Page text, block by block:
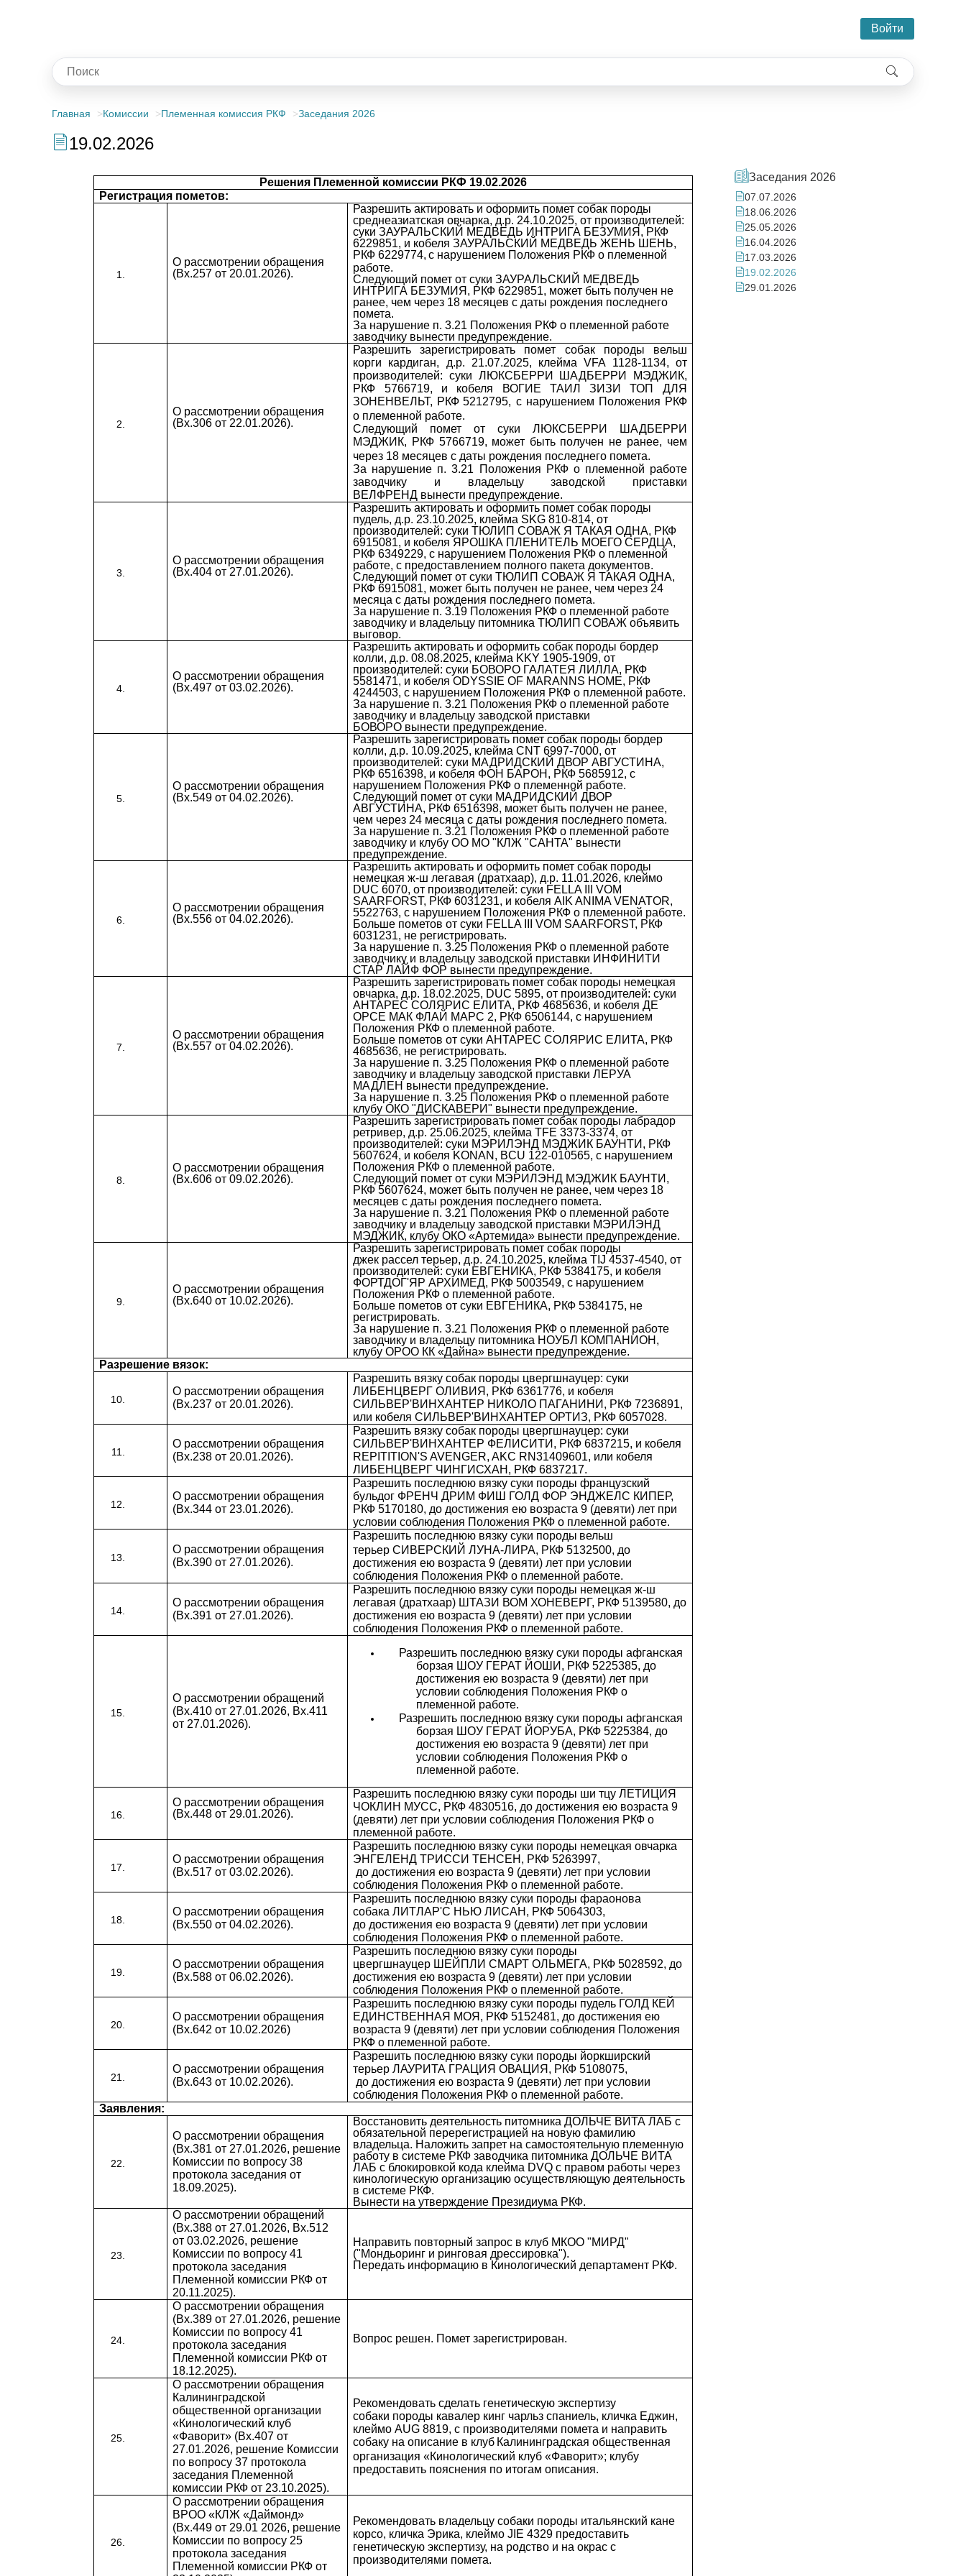
Войти
Главная Комиссии Племенная комиссия РКФ Заседания 2026
19.02.2026
Решения Племенной комиссии РКФ 19.02.2026
Регистрация пометов:
О рассмотрении обращения
(Вх.257 от 20.01.2026).
Разрешить актировать и оформить помет собак породы
среднеазиатская овчарка, д.р. 24.10.2025, от производителей:
суки ЗАУРАЛЬСКИЙ МЕДВЕДЬ ИНТРИГА БЕЗУМИЯ, РКФ
6229851, и кобеля ЗАУРАЛЬСКИЙ МЕДВЕДЬ ЖЕНЬ ШЕНЬ,
РКФ 6229774, с нарушением Положения РКФ о племенной
работе.
Следующий помет от суки ЗАУРАЛЬСКИЙ МЕДВЕДЬ
ИНТРИГА БЕЗУМИЯ, РКФ 6229851, может быть получен не
ранее, чем через 18 месяцев с даты рождения последнего
помета.
За нарушение п. 3.21 Положения РКФ о племенной работе
заводчику вынести предупреждение.
О рассмотрении обращения
(Вх.306 от 22.01.2026).
Разрешить зарегистрировать помет собак породы вельш
корги кардиган, д.р. 21.07.2025, клейма VFA 1128-1134, от
производителей: суки ЛЮКСБЕРРИ ШАДБЕРРИ МЭДЖИК,
РКФ 5766719, и кобеля ВОГИЕ ТАИЛ ЗИЗИ ТОП ДЛЯ
ЗОНЕНВЕЛЬТ, РКФ 5212795, с нарушением Положения РКФ
о племенной работе.
Следующий помет от суки ЛЮКСБЕРРИ ШАДБЕРРИ
МЭДЖИК, РКФ 5766719, может быть получен не ранее, чем
через 18 месяцев с даты рождения последнего помета.
За нарушение п. 3.21 Положения РКФ о племенной работе
заводчику и владельцу заводской приставки
ВЕЛФРЕНД вынести предупреждение.
О рассмотрении обращения
(Вх.404 от 27.01.2026).
Разрешить актировать и оформить помет собак породы
пудель, д.р. 23.10.2025, клейма SKG 810-814, от
производителей: суки ТЮЛИП СОВАЖ Я ТАКАЯ ОДНА, РКФ
6915081, и кобеля ЯРОШКА ПЛЕНИТЕЛЬ МОЕГО СЕРДЦА,
РКФ 6349229, с нарушением Положения РКФ о племенной
работе, с предоставлением полного пакета документов.
Следующий помет от суки ТЮЛИП СОВАЖ Я ТАКАЯ ОДНА,
РКФ 6915081, может быть получен не ранее, чем через 24
месяца с даты рождения последнего помета.
За нарушение п. 3.19 Положения РКФ о племенной работе
заводчику и владельцу питомника ТЮЛИП СОВАЖ объявить
выговор.
О рассмотрении обращения
(Вх.497 от 03.02.2026).
Разрешить актировать и оформить собак породы бордер
колли, д.р. 08.08.2025, клейма KKY 1905-1909, от
производителей: суки БОВОРО ГАЛАТЕЯ ЛИЛЛА, РКФ
5581471, и кобеля ODYSSIE OF MARANNS HOME, РКФ
4244503, с нарушением Положения РКФ о племенной работе.
За нарушение п. 3.21 Положения РКФ о племенной работе
заводчику и владельцу заводской приставки
БОВОРО вынести предупреждение.
О рассмотрении обращения
(Вх.549 от 04.02.2026).
Разрешить зарегистрировать помет собак породы бордер
колли, д.р. 10.09.2025, клейма CNT 6997-7000, от
производителей: суки МАДРИДСКИЙ ДВОР АВГУСТИНА,
РКФ 6516398, и кобеля ФОН БАРОН, РКФ 5685912, с
нарушением Положения РКФ о племенной работе.
Следующий помет от суки МАДРИДСКИЙ ДВОР
АВГУСТИНА, РКФ 6516398, может быть получен не ранее,
чем через 24 месяца с даты рождения последнего помета.
За нарушение п. 3.21 Положения РКФ о племенной работе
заводчику и клубу ОО МО "КЛЖ "САНТА" вынести
предупреждение.
О рассмотрении обращения
(Вх.556 от 04.02.2026).
Разрешить актировать и оформить помет собак породы
немецкая ж-ш легавая (дратхаар), д.р. 11.01.2026, клеймо
DUC 6070, от производителей: суки FELLA III VOM
SAARFORST, РКФ 6031231, и кобеля AIK ANIMA VENATOR,
5522763, с нарушением Положения РКФ о племенной работе.
Больше пометов от суки FELLA III VOM SAARFORST, РКФ
6031231, не регистрировать.
За нарушение п. 3.25 Положения РКФ о племенной работе
заводчику и владельцу заводской приставки ИНФИНИТИ
СТАР ЛАЙФ ФОР вынести предупреждение.
О рассмотрении обращения
(Вх.557 от 04.02.2026).
Разрешить зарегистрировать помет собак породы немецкая
овчарка, д.р. 18.02.2025, DUC 5895, от производителей: суки
АНТАРЕС СОЛЯРИС ЕЛИТА, РКФ 4685636, и кобеля ДЕ
ОРСЕ МАК ФЛАЙ МАРС 2, РКФ 6506144, с нарушением
Положения РКФ о племенной работе.
Больше пометов от суки АНТАРЕС СОЛЯРИС ЕЛИТА, РКФ
4685636, не регистрировать.
За нарушение п. 3.25 Положения РКФ о племенной работе
заводчику и владельцу заводской приставки ЛЕРУА
МАДЛЕН вынести предупреждение.
За нарушение п. 3.25 Положения РКФ о племенной работе
клубу ОКО "ДИСКАВЕРИ" вынести предупреждение.
О рассмотрении обращения
(Вх.606 от 09.02.2026).
Разрешить зарегистрировать помет собак породы лабрадор
ретривер, д.р. 25.06.2025, клейма TFE 3373-3374, от
производителей: суки МЭРИЛЭНД МЭДЖИК БАУНТИ, РКФ
5607624, и кобеля KONAN, BCU 122-010565, с нарушением
Положения РКФ о племенной работе.
Следующий помет от суки МЭРИЛЭНД МЭДЖИК БАУНТИ,
РКФ 5607624, может быть получен не ранее, чем через 18
месяцев с даты рождения последнего помета.
За нарушение п. 3.21 Положения РКФ о племенной работе
заводчику и владельцу заводской приставки МЭРИЛЭНД
МЭДЖИК, клубу ОКО «Артемида» вынести предупреждение.
О рассмотрении обращения
(Вх.640 от 10.02.2026).
Разрешить зарегистрировать помет собак породы
джек рассел терьер, д.р. 24.10.2025, клейма TIJ 4537-4540, от
производителей: суки ЕВГЕНИКА, РКФ 5384175, и кобеля
ФОРТДОГ'ЯР АРХИМЕД, РКФ 5003549, с нарушением
Положения РКФ о племенной работе.
Больше пометов от суки ЕВГЕНИКА, РКФ 5384175, не
регистрировать.
За нарушение п. 3.21 Положения РКФ о племенной работе
заводчику и владельцу питомника НОУБЛ КОМПАНИОН,
клубу ОРОО КК «Дайна» вынести предупреждение.
Разрешение вязок:
О рассмотрении обращения
(Вх.237 от 20.01.2026).
Разрешить вязку собак породы цвергшнауцер: суки
ЛИБЕНЦВЕРГ ОЛИВИЯ, РКФ 6361776, и кобеля
СИЛЬВЕР'ВИНХАНТЕР НИКОЛО ПАГАНИНИ, РКФ 7236891,
или кобеля СИЛЬВЕР'ВИНХАНТЕР ОРТИЗ, РКФ 6057028.
О рассмотрении обращения
(Вх.238 от 20.01.2026).
Разрешить вязку собак породы цвергшнауцер: суки
СИЛЬВЕР'ВИНХАНТЕР ФЕЛИСИТИ, РКФ 6837215, и кобеля
REPITITION'S AVENGER, AKC RN31409601, или кобеля
ЛИБЕНЦВЕРГ ЧИНГИСХАН, РКФ 6837217.
О рассмотрении обращения
(Вх.344 от 23.01.2026).
Разрешить последнюю вязку суки породы французский
бульдог ФРЕНЧ ДРИМ ФИШ ГОЛД ФОР ЭНДЖЕЛС КИПЕР,
РКФ 5170180, до достижения ею возраста 9 (девяти) лет при
условии соблюдения Положения РКФ о племенной работе.
О рассмотрении обращения
(Вх.390 от 27.01.2026).
Разрешить последнюю вязку суки породы вельш
терьер СИВЕРСКИЙ ЛУНА-ЛИРА, РКФ 5132500, до
достижения ею возраста 9 (девяти) лет при условии
соблюдения Положения РКФ о племенной работе.
О рассмотрении обращения
(Вх.391 от 27.01.2026).
Разрешить последнюю вязку суки породы немецкая ж-ш
легавая (дратхаар) ШТАЗИ ВОМ ХОНЕВЕРГ, РКФ 5139580, до
достижения ею возраста 9 (девяти) лет при условии
соблюдения Положения РКФ о племенной работе.
О рассмотрении обращений
(Вх.410 от 27.01.2026, Вх.411
от 27.01.2026).
Разрешить последнюю вязку суки породы афганская
борзая ШОУ ГЕРАТ ЙОШИ, РКФ 5225385, до
достижения ею возраста 9 (девяти) лет при
условии соблюдения Положения РКФ о
племенной работе.
Разрешить последнюю вязку суки породы афганская
борзая ШОУ ГЕРАТ ЙОРУБА, РКФ 5225384, до
достижения ею возраста 9 (девяти) лет при
условии соблюдения Положения РКФ о
племенной работе.
О рассмотрении обращения
(Вх.448 от 29.01.2026).
Разрешить последнюю вязку суки породы ши тцу ЛЕТИЦИЯ
ЧОКЛИН МУСС, РКФ 4830516, до достижения ею возраста 9
(девяти) лет при условии соблюдения Положения РКФ о
племенной работе.
О рассмотрении обращения
(Вх.517 от 03.02.2026).
Разрешить последнюю вязку суки породы немецкая овчарка
ЭНГЕЛЕНД ТРИССИ ТЕНСЕН, РКФ 5263997,
до достижения ею возраста 9 (девяти) лет при условии
соблюдения Положения РКФ о племенной работе.
О рассмотрении обращения
(Вх.550 от 04.02.2026).
Разрешить последнюю вязку суки породы фараонова
собака ЛИТЛАР'С НЬЮ ЛИСАН, РКФ 5064303,
до достижения ею возраста 9 (девяти) лет при условии
соблюдения Положения РКФ о племенной работе.
О рассмотрении обращения
(Вх.588 от 06.02.2026).
Разрешить последнюю вязку суки породы
цвергшнауцер ШЕЙПЛИ СМАРТ ОЛЬМЕГА, РКФ 5028592, до
достижения ею возраста 9 (девяти) лет при условии
соблюдения Положения РКФ о племенной работе.
О рассмотрении обращения
(Вх.642 от 10.02.2026)
Разрешить последнюю вязку суки породы пудель ГОЛД КЕЙ
ЕДИНСТВЕННАЯ МОЯ, РКФ 5152481, до достижения ею
возраста 9 (девяти) лет при условии соблюдения Положения
РКФ о племенной работе.
О рассмотрении обращения
(Вх.643 от 10.02.2026).
Разрешить последнюю вязку суки породы йоркширский
терьер ЛАУРИТА ГРАЦИЯ ОВАЦИЯ, РКФ 5108075,
до достижения ею возраста 9 (девяти) лет при условии
соблюдения Положения РКФ о племенной работе.
Заявления:
О рассмотрении обращения
(Вх.381 от 27.01.2026, решение
Комиссии по вопросу 38
протокола заседания от
18.09.2025).
Восстановить деятельность питомника ДОЛЬЧЕ ВИТА ЛАБ с
обязательной перерегистрацией на новую фамилию
владельца. Наложить запрет на самостоятельную племенную
работу в системе РКФ заводчика питомника ДОЛЬЧЕ ВИТА
ЛАБ с блокировкой кода клейма DVQ с правом работы через
кинологическую организацию осуществляющую деятельность
в системе РКФ.
Вынести на утверждение Президиума РКФ.
О рассмотрении обращений
(Вх.388 от 27.01.2026, Вх.512
от 03.02.2026, решение
Комиссии по вопросу 41
протокола заседания
Племенной комиссии РКФ от
20.11.2025).
Направить повторный запрос в клуб МКОО "МИРД"
("Мондьоринг и ринговая дрессировка").
Передать информацию в Кинологический департамент РКФ.
О рассмотрении обращения
(Вх.389 от 27.01.2026, решение
Комиссии по вопросу 41
протокола заседания
Племенной комиссии РКФ от
18.12.2025).
Вопрос решен. Помет зарегистрирован.
О рассмотрении обращения
Калининградской
общественной организации
«Кинологический клуб
«Фаворит» (Вх.407 от
27.01.2026, решение Комиссии
по вопросу 37 протокола
заседания Племенной
комиссии РКФ от 23.10.2025).
Рекомендовать сделать генетическую экспертизу
собаки породы кавалер кинг чарльз спаниель, кличка Еджин,
клеймо AUG 8819, с производителями помета и направить
собаку на описание в клуб Калининградская общественная
организация «Кинологический клуб «Фаворит»; клубу
предоставить пояснения по итогам описания.
О рассмотрении обращения
ВРОО «КЛЖ «Даймонд»
(Вх.449 от 29.01 2026, решение
Комиссии по вопросу 25
протокола заседания
Племенной комиссии РКФ от
Рекомендовать владельцу собаки породы итальянский кане
корсо, кличка Эрика, клеймо JIE 4329 предоставить
генетическую экспертизу, на родство и на окрас с
производителями помета.
Заседания 2026
07.07.2026
18.06.2026
25.05.2026
16.04.2026
17.03.2026
19.02.2026
29.01.2026